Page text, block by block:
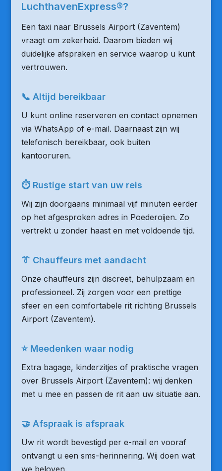
LuchthavenExpress®?
Een taxi naar Brussels Airport (Zaventem)
vraagt om zekerheid. Daarom bieden wij
duidelijke afspraken en service waarop u kunt
vertrouwen.
📞 Altijd bereikbaar
U kunt online reserveren en contact opnemen
via WhatsApp of e-mail. Daarnaast zijn wij
telefonisch bereikbaar, ook buiten
kantooruren.
⏱ Rustige start van uw reis
Wij zijn doorgaans minimaal vijf minuten eerder
op het afgesproken adres in Poederoijen. Zo
vertrekt u zonder haast en met voldoende tijd.
👔 Chauffeurs met aandacht
Onze chauffeurs zijn discreet, behulpzaam en
professioneel. Zij zorgen voor een prettige
sfeer en een comfortabele rit richting Brussels
Airport (Zaventem).
⭐ Meedenken waar nodig
Extra bagage, kinderzitjes of praktische vragen
over Brussels Airport (Zaventem): wij denken
met u mee en passen de rit aan uw situatie aan.
🤝 Afspraak is afspraak
Uw rit wordt bevestigd per e-mail en vooraf
ontvangt u een sms-herinnering. Wij doen wat
we beloven.